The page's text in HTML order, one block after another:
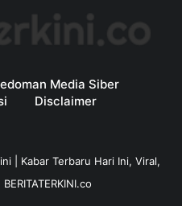
Media Siber
Disclaimer
| Kabar Terbaru Hari Ini, Viral,